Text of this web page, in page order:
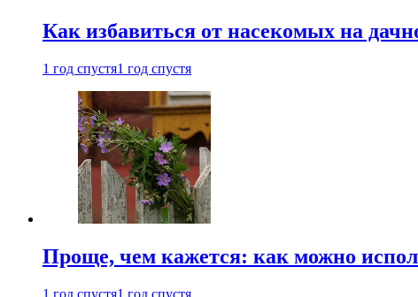
Как избавиться от насекомых на
1 год спустя1 год спустя
Проще, чем кажется: как можно
1 год спустя1 год спустя